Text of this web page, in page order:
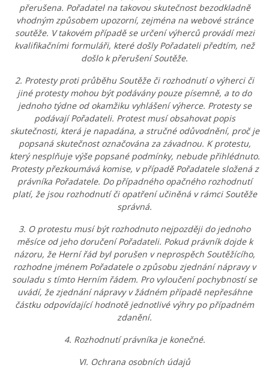
přerušena. Pořadatel na takovou skutečnost bezodkladně
vhodným způsobem upozorní, zejména na webové stránce
soutěže. V takovém případě se určení výherců provádí mezi
kvalifikačními formuláři, které došly Pořadateli předtím, než
došlo k přerušení Soutěže.
2. Protesty proti průběhu Soutěže či rozhodnutí o výherci či
jiné protesty mohou být podávány pouze písemně, a to do
jednoho týdne od okamžiku vyhlášení výherce. Protesty se
podávají Pořadateli. Protest musí obsahovat popis
skutečnosti, která je napadána, a stručné odůvodnění, proč je
popsaná skutečnost označována za závadnou. K protestu,
který nesplňuje výše popsané podmínky, nebude přihlédnuto.
Protesty přezkoumává komise, v případě Pořadatele složená z
právníka Pořadatele. Do případného opačného rozhodnutí
platí, že jsou rozhodnutí či opatření učiněná v rámci Soutěže
správná.
3. O protestu musí být rozhodnuto nejpozději do jednoho
měsíce od jeho doručení Pořadateli. Pokud právník dojde k
názoru, že Herní řád byl porušen v neprospěch Soutěžícího,
rozhodne jménem Pořadatele o způsobu zjednání nápravy v
souladu s tímto Herním řádem. Pro vyloučení pochybností se
uvádí, že zjednání nápravy v žádném případě nepřesáhne
částku odpovídající hodnotě jednotlivé výhry po případném
zdanění.
4. Rozhodnutí právníka je konečné.
VI. Ochrana osobních údajů